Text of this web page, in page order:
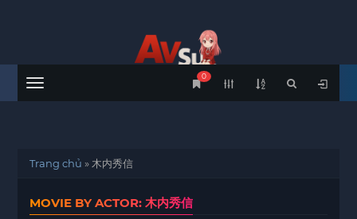
Menu
0
Trang chủ » 木内秀信
MOVIE BY ACTOR: 木内秀信